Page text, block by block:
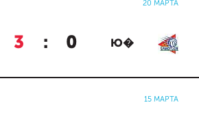
20 МАРТА
3 : 0 Ю�
15 МАРТА